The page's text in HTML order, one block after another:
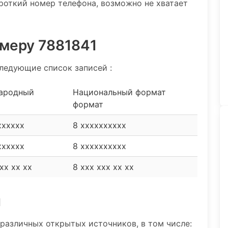
номер телефона, возможно не хватает
7881841
список записей :
Национальный формат
формат
8 xxxxxxxxxx
8 xxxxxxxxxx
xx xx 8 xxx xxx xx xx
открытых источников, в том числе: